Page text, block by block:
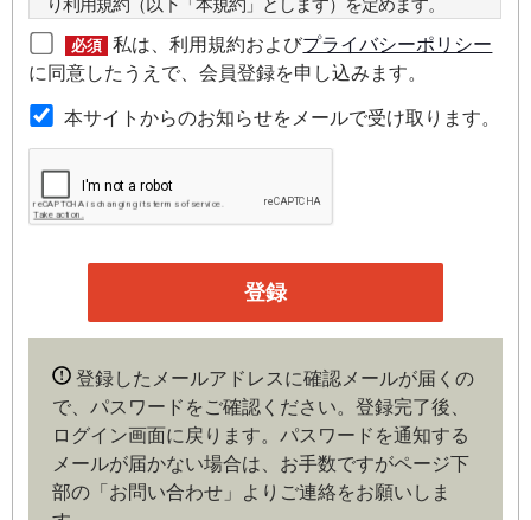
り利用規約（以下「本規約」とします）を定めます。
第２条（本規約の範囲）
本規約は本サイトが提供するサービスについて規定したも
のです。
第３条（会員）
本サイトの会員は、機関投資家や金融機関の役職員、事業
企業や官公庁、研究機関などの役職員、もしくは専門家の
いずれかに該当していることを条件とし、登録の申し込み
を行うには、当社が入会を承諾した時点で、本会員規約の
の内容がある場合や本規約に違反するおそれがある場合に
は、当社は会員登録を拒否もしくは抹消することができま
す。
第４条（ユーザー名とパスワードの管理）
必須 私は、利用規約およびプライバシーポリシー
に同意したうえで、会員登録を申し込みます。
本サイトからのお知らせをメールで受け取ります。
登録したメールアドレスに確認メールが届くの
で、パスワードをご確認ください。登録完了後、
ログイン画面に戻ります。パスワードを通知する
メールが届かない場合は、お手数ですがページ下
部の「お問い合わせ」よりご連絡をお願いしま